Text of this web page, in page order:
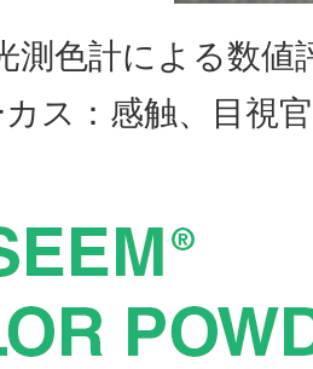
測色計による数値
ス：感触、目視